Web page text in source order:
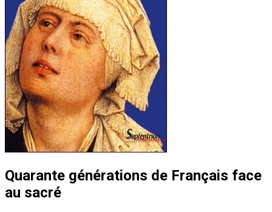
Quarante générations de Français face
au sacré